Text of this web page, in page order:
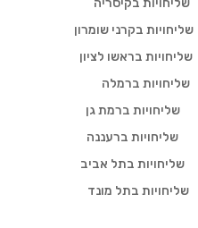
שליחויות בקיסריה
שליחויות בקרני שומרון
שליחויות בראשו לציון
שליחויות ברמלה
שליחויות ברמת גן
שליחויות ברעננה
שליחויות בתל אביב
שליחויות בתל מונד